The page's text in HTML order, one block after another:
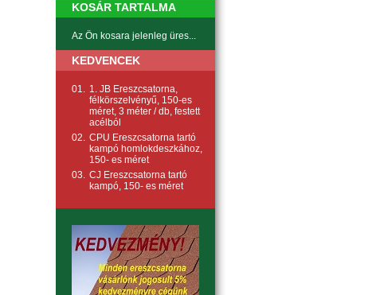
KOSÁR TARTALMA
Az Ön kosara jelenleg üres...
KEDVENCEK
01. 1. JB Ereszcsatorna,
félkörszelvényű, 150-es
méret, 3 méter / db, festett
acélból
02. CPU Ereszcsatorna tartó
kampó homlokdeszkához,
150- es méret
03. CJ Ereszcsatorna tartó
kampó, 150- es méret